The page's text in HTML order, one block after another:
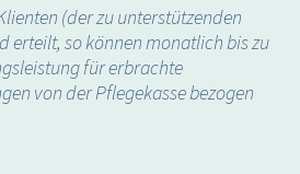
(der zu unterstützenden
erteilt, so können monatlich bis zu
für erbrachte
von der Pflegekasse bezogen